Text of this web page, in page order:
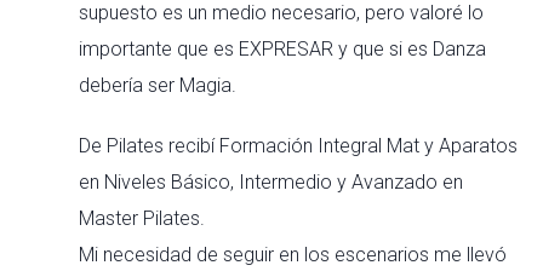
supuesto es un medio necesario, pero valoré lo
importante que es EXPRESAR y que si es Danza
debería ser Magia.
De Pilates recibí Formación Integral Mat y Aparatos
en Niveles Básico, Intermedio y Avanzado en
Master Pilates.
Mi necesidad de seguir en los escenarios me llevó